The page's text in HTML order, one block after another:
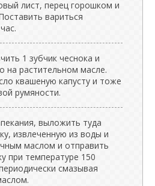
лист, перец горошком и
вариться
1 зубчик чеснока и
на растительном масле.
квашеную капусту и тоже
румяности.
выложить туда
извлеченную из воды и
маслом и отправить
при температуре 150
смазывая